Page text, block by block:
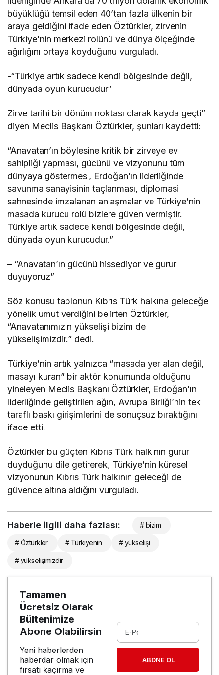
büyüklüğü temsil eden 40’tan fazla ülkenin bir
araya geldiğini ifade eden Öztürkler, zirvenin
Türkiye’nin merkezi rolünü ve dünya ölçeğinde
ağırlığını ortaya koyduğunu vurguladı.
-“Türkiye artık sadece kendi bölgesinde değil,
dünyada oyun kurucudur“
Zirve tarihi bir dönüm noktası olarak kayda geçti”
diyen Meclis Başkanı Öztürkler, şunları kaydetti:
“Anavatan’ın böylesine kritik bir zirveye ev
sahipliği yapması, gücünü ve vizyonunu tüm
dünyaya göstermesi, Erdoğan’ın liderliğinde
savunma sanayisinin taçlanması, diplomasi
sahnesinde imzalanan anlaşmalar ve Türkiye’nin
masada kurucu rolü bizlere güven vermiştir.
Türkiye artık sadece kendi bölgesinde değil,
dünyada oyun kurucudur.”
– “Anavatan’ın gücünü hissediyor ve gurur
duyuyoruz”
Söz konusu tablonun Kıbrıs Türk halkına geleceğe
yönelik umut verdiğini belirten Öztürkler,
“Anavatanımızın yükselişi bizim de
yükselişimizdir.” dedi.
Türkiye’nin artık yalnızca “masada yer alan değil,
masayı kuran” bir aktör konumunda olduğunu
yineleyen Meclis Başkanı Öztürkler, Erdoğan’ın
liderliğinde geliştirilen ağın, Avrupa Birliği’nin tek
taraflı baskı girişimlerini de sonuçsuz bıraktığını
ifade etti.
Öztürkler bu güçten Kıbrıs Türk halkının gurur
duyduğunu dile getirerek, Türkiye’nin küresel
vizyonunun Kıbrıs Türk halkının geleceği de
güvence altına aldığını vurguladı.
Haberle ilgili daha fazlası: # bizim
# Öztürkler # Türkiyenin # yükselişi
# yükselişimizdir
Tamamen
Ücretsiz Olarak
Bültenimize
Abone Olabilirsin
Yeni haberlerden
haberdar olmak için
fırsatı kaçırma ve
ABONE OL